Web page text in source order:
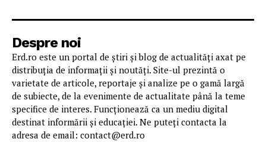
Despre noi
Erd.ro este un portal de știri și blog de actualități axat pe
distribuția de informații și noutăți. Site-ul prezintă o
varietate de articole, reportaje și analize pe o gamă largă
de subiecte, de la evenimente de actualitate până la teme
specifice de interes. Funcționează ca un mediu digital
destinat informării și educației. Ne puteți contacta la
adresa de email: contact@erd.ro